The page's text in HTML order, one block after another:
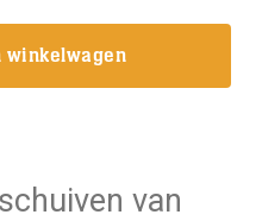
winkelwagen
van